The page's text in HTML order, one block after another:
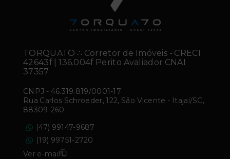
TORQUATO ∴ Corretor de Imóveis - CRECI
42643f | 136.004f Perito Avaliador CNAI
37357
CNPJ - 46.319.819/0001-17
Rua Carlos Schroeder, 122, São Vicente - Itajaí/SC,
88309-260
(47) 99147-9687
(19) 99751-2720
Ver e-mail